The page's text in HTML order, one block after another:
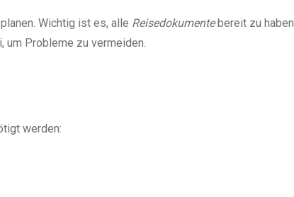
Wichtig ist es, alle Reisedokumentebereit zu
um Probleme zu vermeiden.
werden: